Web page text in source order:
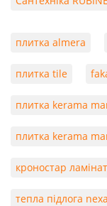
плитка almera
плитка tile
плитка kerama
плитка kerama
кроностар
тепла підлога